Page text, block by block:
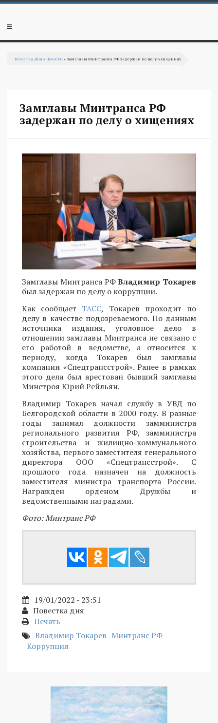
Перейти к основному содержанию
Мобильное
Повестка Дня »Новости » Замглавы Минтранса РФ задержан по делу о хищениях
Замглавы Минтранса РФ
задержан по делу о хищениях
Замглавы Минтранса РФВладимир Токарев
был задержан по делу о коррупции.
Как сообщает ТАСС, Токарев проходит по
делу в качестве подозреваемого. По данным
источника издания, уголовное дело в
отношении замглавы Минтранса не связано с
его работой в ведомстве, а относится к
периоду, когда Токарев был замглавы
компании «Спецтрансстрой». Ранее в рамках
этого дела был арестован бывший замглавы
Минстроя Юрий Рейльян.
Владимир Токарев начал службу в УВД по
Белгородской области в 2000 году. В разные
годы занимал должности замминистра
регионального развития РФ, замминистра
строительства и жилищно-коммунального
хозяйства, первого заместителя генерального
директора ООО «Спецтрансстрой». С
прошлого года назначен на должность
заместителя министра транспорта России.
Награжден орденом Дружбы и
ведомственными наградами.
Фото: Минтранс РФ
19/01/2022 - 23:51
Повестка дня
Печать
Владимир Токарев Минтранс РФ
Коррупция